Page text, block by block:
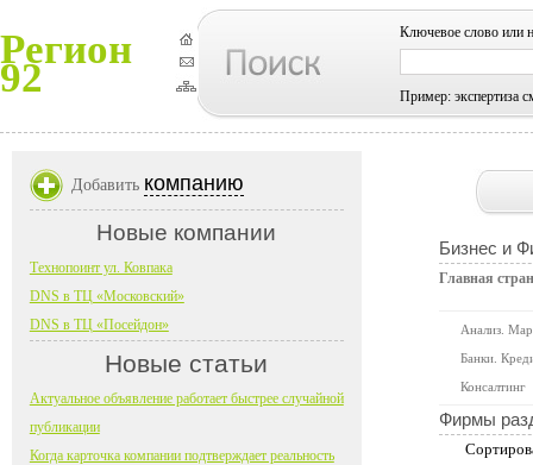
Регион
92
Ключевое слово или
Пример: экспертиза
Бизнес и
Главная
Анализ.
Банки.
Консалтинг
Фирмы
Добавить компанию
Новые компании
Технопоинт ул. Ковпака
DNS в ТЦ «Московский»
DNS в ТЦ «Посейдон»
Новые статьи
Актуальное объявление работает быстрее случайной
публикации
Когда карточка компании подтверждает реальность